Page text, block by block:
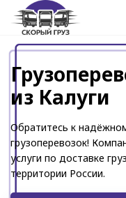
из Калуги
Обратитесь к
грузоперевозок!
услуги по доставке
территории России.